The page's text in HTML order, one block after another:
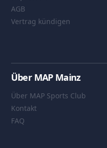
AGB
Vertrag kündigen
Über MAP Mainz
Über MAP Sports Club
Kontakt
FAQ